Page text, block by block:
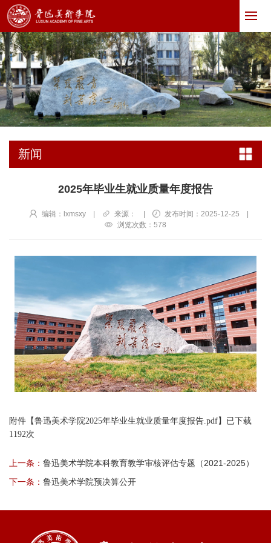
新闻
2025年毕业生就业质量年度报告
编辑：lxmsxy | 来源： | 发布时间：2025-12-25
|
浏览次数： 578
附件【鲁迅美术学院2025年毕业生就业质量年度报告.pdf】已下载
1192次
上一条： 鲁迅美术学院本科教育教学审核评估专题（2021-2025）
下一条： 鲁迅美术学院预决算公开